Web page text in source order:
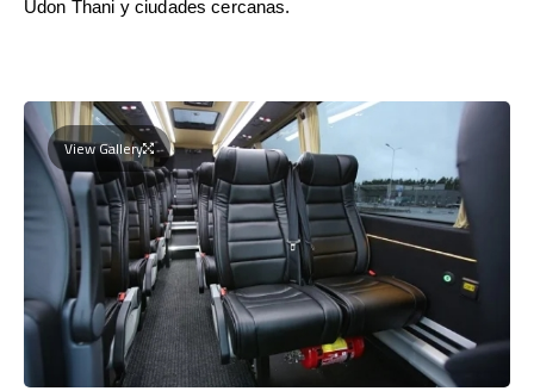
Udon Thani y ciudades cercanas.
View Gallery